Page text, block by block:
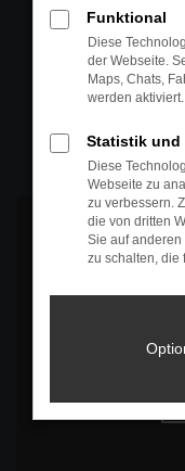
MO-
Es wird versucht,
können Daten an
Funktional
Diese
der Webseite.
Maps, Chats,
werden aktiviert.
Statistik und
Diese
Webseite zu
zu verbessern.
die von dritten
Sie auf anderen
zu schalten, die